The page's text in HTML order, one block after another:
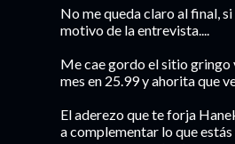
No me queda claro al final,
motivo de la entrevista....
Me cae gordo el sitio gringo
mes en 25.99 y ahorita que
El aderezo que te forja
a complementar lo que